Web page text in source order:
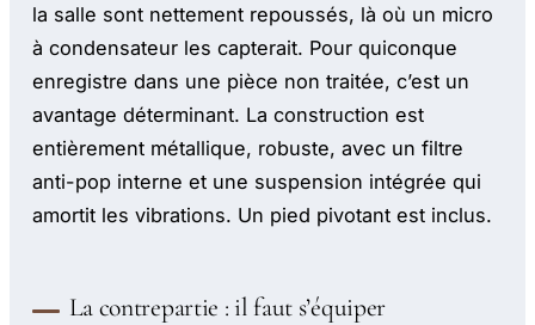
la salle sont nettement repoussés, là où un micro
à condensateur les capterait. Pour quiconque
enregistre dans une pièce non traitée, c’est un
avantage déterminant. La construction est
entièrement métallique, robuste, avec un filtre
anti-pop interne et une suspension intégrée qui
amortit les vibrations. Un pied pivotant est inclus.
La contrepartie : il faut s’équiper